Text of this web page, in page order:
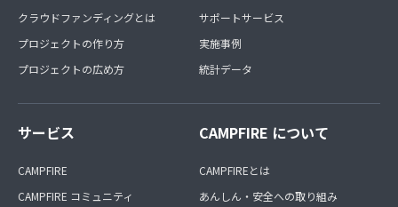
クラウドファンディングとは
プロジェクトの作り方
プロジェクトの広め方
サポートサービス
実施事例
統計データ
サービス
CAMPFIRE
CAMPFIRE コミュニティ
CAMPFIRE について
CAMPFIREとは
あんしん・安全への取り組み